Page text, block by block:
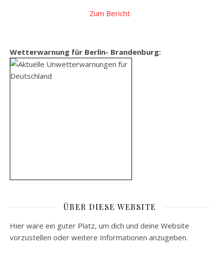
Zum Bericht
Wetterwarnung für Berlin- Brandenburg:
ÜBER DIESE WEBSITE
Hier wäre ein guter Platz, um dich und deine Website
vorzustellen oder weitere Informationen anzugeben.